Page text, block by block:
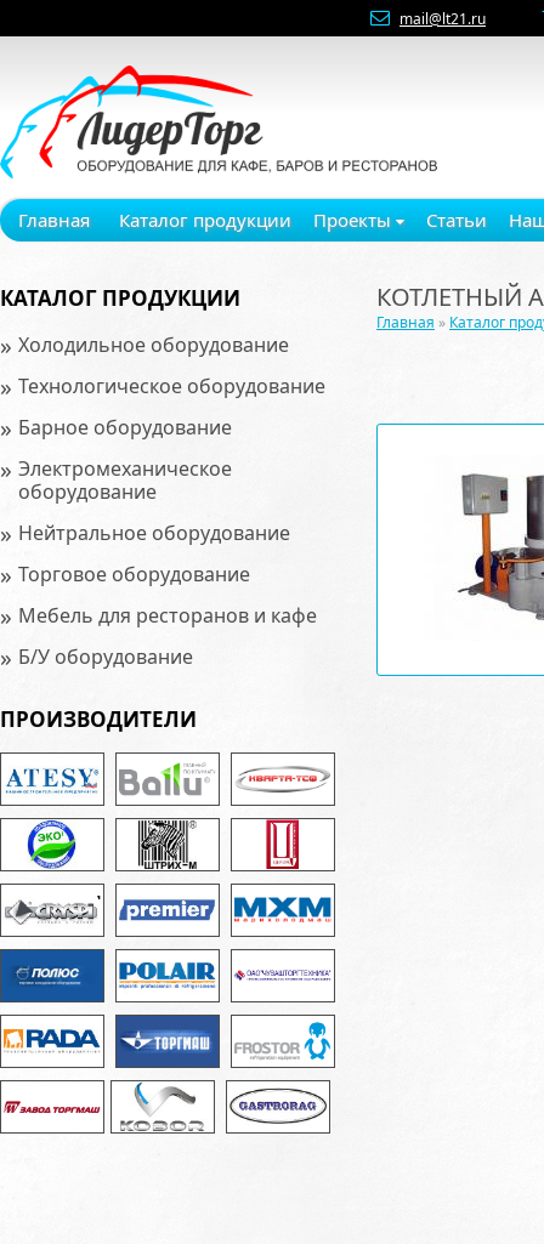
mail@lt21.ru
Главная Каталог продукции Проекты Статьи
КАТАЛОГ ПРОДУКЦИИ
» Холодильное оборудование
» Технологическое оборудование
» Барное оборудование
» Электромеханическое
оборудование
» Нейтральное оборудование
» Торговое оборудование
» Мебель для ресторанов и кафе
» Б/У оборудование
ПРОИЗВОДИТЕЛИ
КОТЛЕТНЫЙ
Главная » Каталог